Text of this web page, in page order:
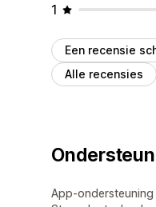
1
Een recensie
Alle recensies
App-